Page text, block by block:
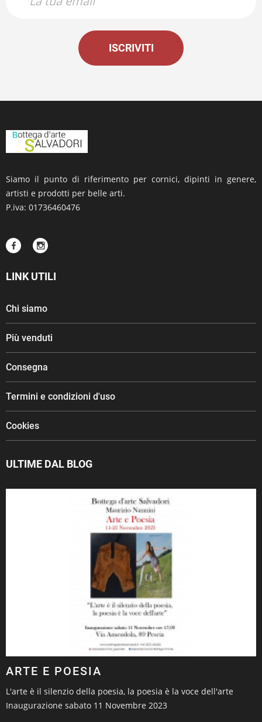
ISCRIVITI
Siamo il punto di riferimento per cornici, dipinti in genere,
artisti e prodotti per belle arti.
P.iva: 01736460476
LINK UTILI
Chi siamo
Più venduti
Consegna
Termini e condizioni d'uso
Cookies
ULTIME DAL BLOG
ARTE E POESIA
L'arte è il silenzio della poesia, la poesia è la voce dell'arte
Inaugurazione sabato 11 Novembre 2023